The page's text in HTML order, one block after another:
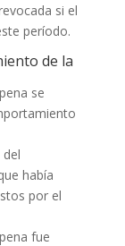
si el
período.
de la
se
había
por el
fue